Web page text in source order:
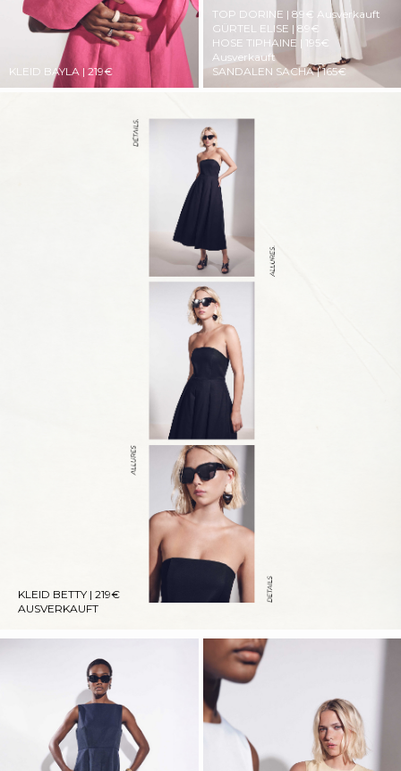
KLEID BAYLA | 219€
TOP DORINE | 89€ Ausverkauft
GÜRTEL ELISE | 89€
HOSE TIPHAINE | 195€
Ausverkauft
SANDALEN SACHA | 165€
KLEID BETTY | 219€
AUSVERKAUFT